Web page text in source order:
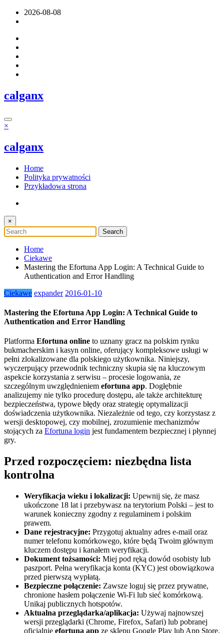
Skip
2026-08-08
calganx
×
calganx
Home
Polityka prywatności
Przykładowa strona
×
Home
Ciekawe
Mastering the Efortuna App Login: A Technical Guide to
Authentication and Error Handling
Ciekawe expander 2016-01-10
Mastering the Efortuna App Login: A Technical Guide to
Authentication and Error Handling
Platforma Efortuna online to uznany gracz na polskim rynku
bukmacherskim i kasyn online, oferujący kompleksowe usługi w
pełni zlokalizowane dla polskiego użytkownika. Niniejszy,
wyczerpujący przewodnik techniczny skupia się na kluczowym
aspekcie korzystania z serwisu – procesie logowania, ze
szczególnym uwzględnieniem efortuna app. Dogłębnie
analizujemy nie tylko procedurę dostępu, ale także architekturę
bezpieczeństwa, typowe błędy oraz strategię optymalizacji
doświadczenia użytkownika. Niezależnie od tego, czy korzystasz z
wersji desktopowej, czy mobilnej, zrozumienie mechanizmów
stojących za Efortuna login jest fundamentem bezpiecznej i płynnej
gry.
Przed rozpoczęciem: niezbędna lista
kontrolna
Weryfikacja wieku i lokalizacji: Upewnij się, że masz
ukończone 18 lat i przebywasz na terytorium Polski – jest to
warunek konieczny zgodny z regulaminem i polskim
prawem.
Dane rejestracyjne: Przygotuj aktualny adres e-mail oraz
numer telefonu komórkowego, które będą Twoim głównym
kluczem dostępu i kanałem weryfikacji.
Dokument tożsamości: Miej pod ręką dowód osobisty lub
paszport. Pełna weryfikacja konta (KYC) jest obowiązkowa
przed pierwszą wypłatą.
Bezpieczne połączenie: Zawsze loguj się przez prywatne,
chronione hasłem połączenie Wi-Fi lub sieć komórkową.
Unikaj publicznych hotspotów.
Aktualna przeglądarka/aplikacja: Używaj najnowszej
wersji przeglądarki (Chrome, Firefox, Safari) lub pobranej
oficjalnie efortuna app ze sklepu Google Play lub App Store.